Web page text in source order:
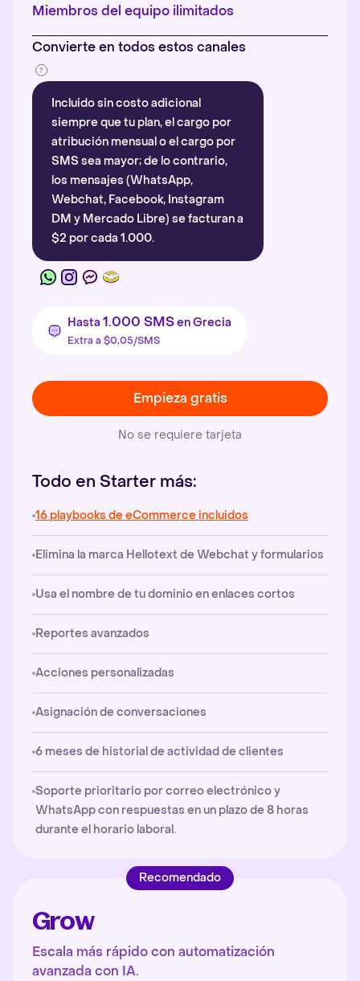
Miembros del equipo ilimitados
Convierte en todos estos canales
Incluido sin costo adicional
siempre que tu plan, el cargo por
atribución mensual o el cargo por
SMS sea mayor; de lo contrario,
los mensajes (WhatsApp,
Webchat, Facebook, Instagram
DM y Mercado Libre) se facturan a
$2 por cada 1.000.
Hasta 1.000 SMSen Grecia
Extra a $0,05/SMS
Empieza gratis
No se requiere tarjeta
Todo en Starter más:
16 playbooks de eCommerce incluidos
Elimina la marca Hellotext de Webchat y formularios
Usa el nombre de tu dominio en enlaces cortos
Reportes avanzados
Acciones personalizadas
Asignación de conversaciones
6 meses de historial de actividad de clientes
Soporte prioritario por correo electrónico y
WhatsApp con respuestas en un plazo de 8 horas
durante el horario laboral.
Recomendado
Grow
Escala más rápido con automatización
avanzada con IA.